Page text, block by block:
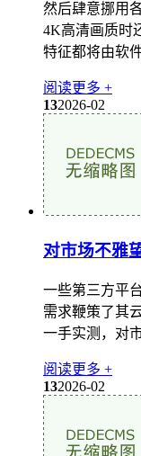
然后肆意挪用
4K高清画质时
特征都将由软
阅读更多 +
132026-02
对市场不雅
一些第三方平
需求鞭策了其
一手实测，对
阅读更多 +
132026-02